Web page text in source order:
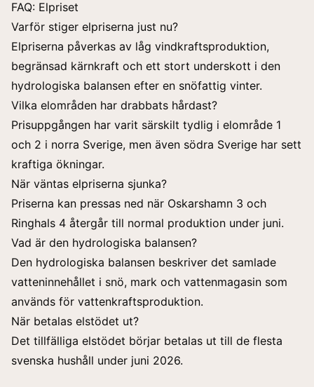
FAQ: Elpriset
Varför stiger elpriserna just nu?
Elpriserna påverkas av låg vindkraftsproduktion,
begränsad kärnkraft och ett stort underskott i den
hydrologiska balansen efter en snöfattig vinter.
Vilka elområden har drabbats hårdast?
Prisuppgången har varit särskilt tydlig i elområde 1
och 2 i norra Sverige, men även södra Sverige har sett
kraftiga ökningar.
När väntas elpriserna sjunka?
Priserna kan pressas ned när Oskarshamn 3 och
Ringhals 4 återgår till normal produktion under juni.
Vad är den hydrologiska balansen?
Den hydrologiska balansen beskriver det samlade
vatteninnehållet i snö, mark och vattenmagasin som
används för vattenkraftsproduktion.
När betalas elstödet ut?
Det tillfälliga elstödet börjar betalas ut till de flesta
svenska hushåll under juni 2026.